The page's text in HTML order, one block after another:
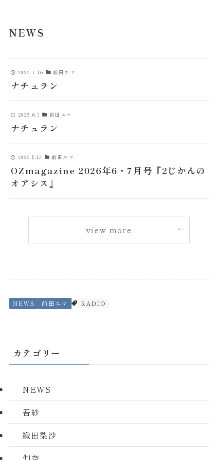
NEWS
2026.7.16 前田エマ
ナチュラン
2026.6.1 前田エマ
ナチュラン
2026.5.13 前田エマ
OZmagazine 2026年6・7月号『2じかんの
オアシス』
view more
NEWS 前田エマ RADIO
カテゴリー
NEWS
吾紗
織田梨沙